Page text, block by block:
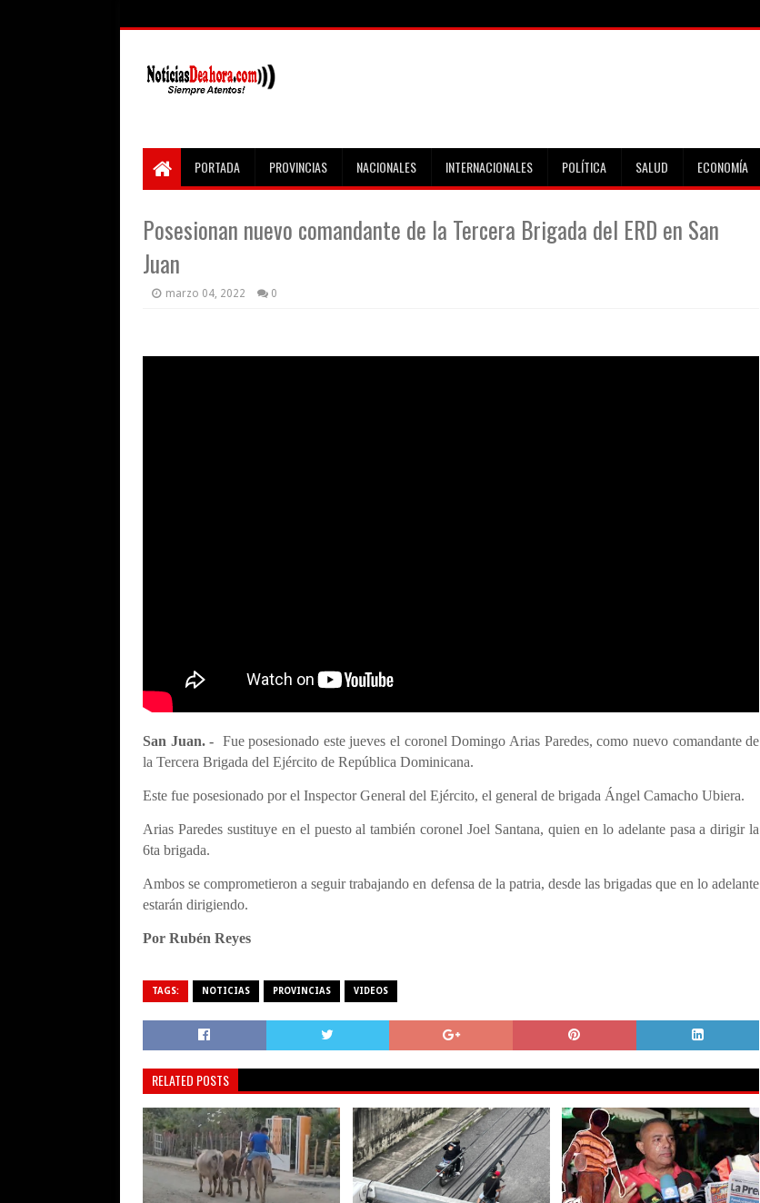
PORTADA PROVINCIAS NACIONALES INTERNACIONALES POLÍTICA SALUD ECONOMÍA
Posesionan nuevo comandante de la Tercera Brigada del ERD en San
Juan
marzo 04, 2022 0
San Juan. - Fue posesionado este jueves el coronel Domingo Arias Paredes, como nuevo comandante de
la Tercera Brigada del Ejército de República Dominicana.
Este fue posesionado por el Inspector General del Ejército, el general de brigada Ángel Camacho Ubiera.
Arias Paredes sustituye en el puesto al también coronel Joel Santana, quien en lo adelante pasa a dirigir la
6ta brigada.
Ambos se comprometieron a seguir trabajando en defensa de la patria, desde las brigadas que en lo adelante
estarán dirigiendo.
Por Rubén Reyes
TAGS: NOTICIAS PROVINCIAS VIDEOS
RELATED POSTS